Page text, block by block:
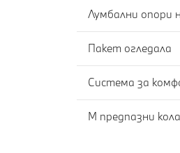
Лумбални опори
Пакет огледала
Система за
M предпазни